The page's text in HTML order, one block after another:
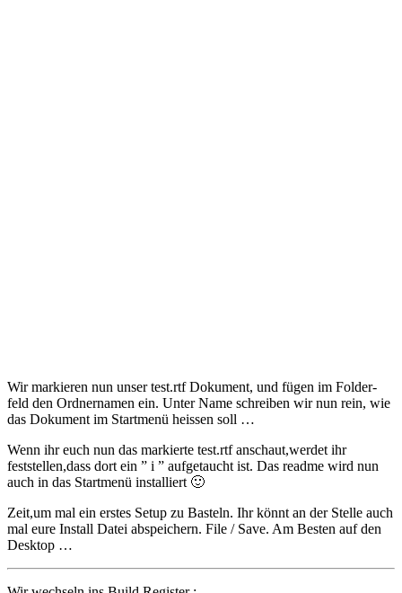
Wir markieren nun unser test.rtf Dokument, und fügen im Folder-
feld den Ordnernamen ein. Unter Name schreiben wir nun rein, wie
das Dokument im Startmenü heissen soll …
Wenn ihr euch nun das markierte test.rtf anschaut,werdet ihr
feststellen,dass dort ein ” i ” aufgetaucht ist. Das readme wird nun
auch in das Startmenü installiert 🙂
Zeit,um mal ein erstes Setup zu Basteln. Ihr könnt an der Stelle auch
mal eure Install Datei abspeichern. File / Save. Am Besten auf den
Desktop …